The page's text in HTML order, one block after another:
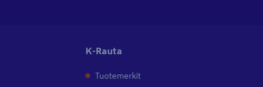
K-Rauta
Tuotemerkit